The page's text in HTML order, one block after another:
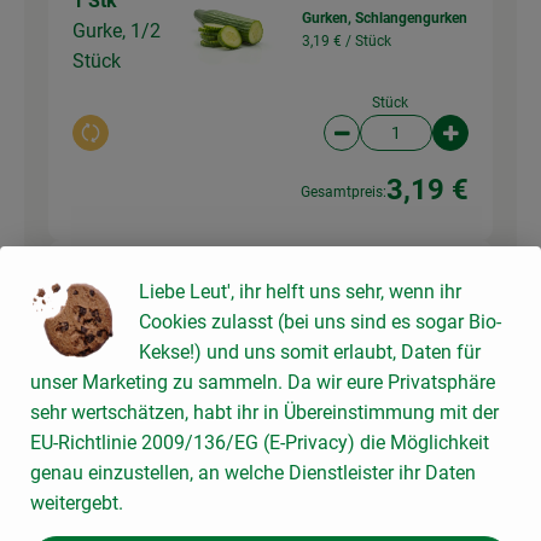
Gurke, 1/2
Stück
Auswahl ändern
Gurken, Schlangengurken
3,19 € / Stück
Stück
Artikelanzahl
Gesamtpreis:3,19 €
180 g
Feta
Auswahl ändern
Schaf_Feta natur g.U.
28,33 € / kg
180g
Artikelanzahl
Gesamtpreis:5,10 €
Liebe Leut', ihr helft uns sehr, wenn ihr
Cookies zulasst (bei uns sind es sogar Bio-
Kekse!) und uns somit erlaubt, Daten für
unser Marketing zu sammeln. Da wir eure Privatsphäre
sehr wertschätzen, habt ihr in Übereinstimmung mit der
EU-Richtlinie 2009/136/EG (E-Privacy) die Möglichkeit
genau einzustellen, an welche Dienstleister ihr Daten
weitergebt.